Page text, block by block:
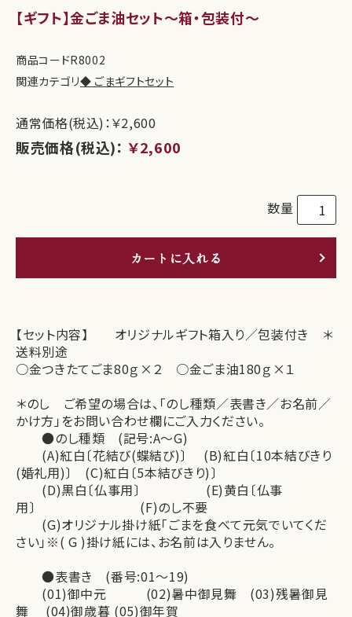
【ギフト】金ごま油セット～箱・包装付～
商品コードR8002
関連カテゴリ◆ ごまギフトセット
通常価格(税込)：￥2,600
販売価格(税込)： ￥2,600
数量
カートに入れる
【セット内容】 オリジナルギフト箱入り／包装付き ＊
送料別途
○金つきたてごま80ｇ×２ ○金ごま油180ｇ×１
＊のし ご希望の場合は、「のし種類／表書き／お名前／
かけ方」をお問い合わせ欄にご入力ください。
●のし種類 (記号:A～G)
(A)紅白〔花結び(蝶結び)〕 (B)紅白〔10本結びきり
(婚礼用)〕 (C)紅白〔5本結びきり)〕
(D)黒白〔仏事用〕 (E)黄白〔仏事
用〕 (F)のし不要
(G)オリジナル掛け紙「ごまを食べて元気でいてくだ
さい」※( G )掛け紙には、お名前は入りません。
●表書き (番号:01～19)
(01)御中元 (02)暑中御見舞 (03)残暑御見
舞 (04)御歳暮 (05)御年賀